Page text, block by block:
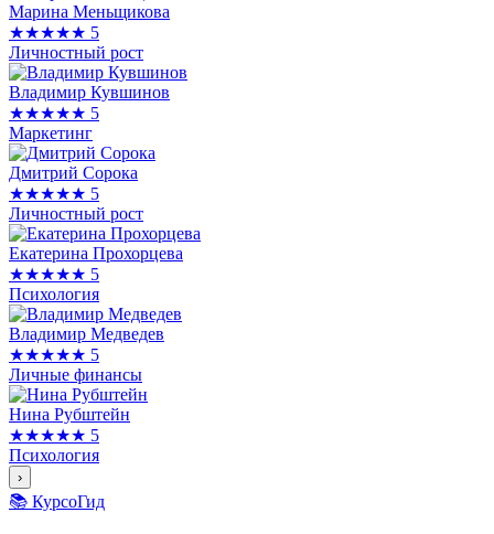
Марина Меньщикова
★★★★★ 5
Личностный рост
Владимир Кувшинов
★★★★★ 5
Маркетинг
Дмитрий Сорока
★★★★★ 5
Личностный рост
Екатерина Прохорцева
★★★★★ 5
Психология
Владимир Медведев
★★★★★ 5
Личные финансы
Нина Рубштейн
★★★★★ 5
Психология
›
📚 КурсоГид